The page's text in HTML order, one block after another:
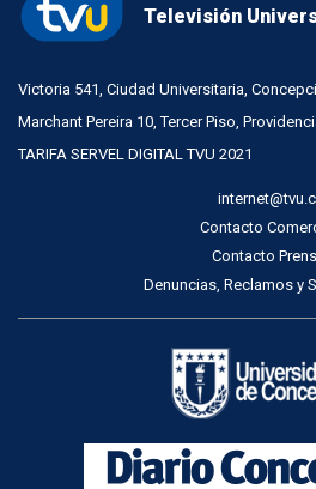
Televisión
Victoria 541, Ciudad Universitaria,
Marchant Pereira 10, Tercer Piso,
TARIFA SERVEL DIGITAL TVU 2021
internet@tvu.cl
Contacto
Contacto
Denuncias, Reclamos y